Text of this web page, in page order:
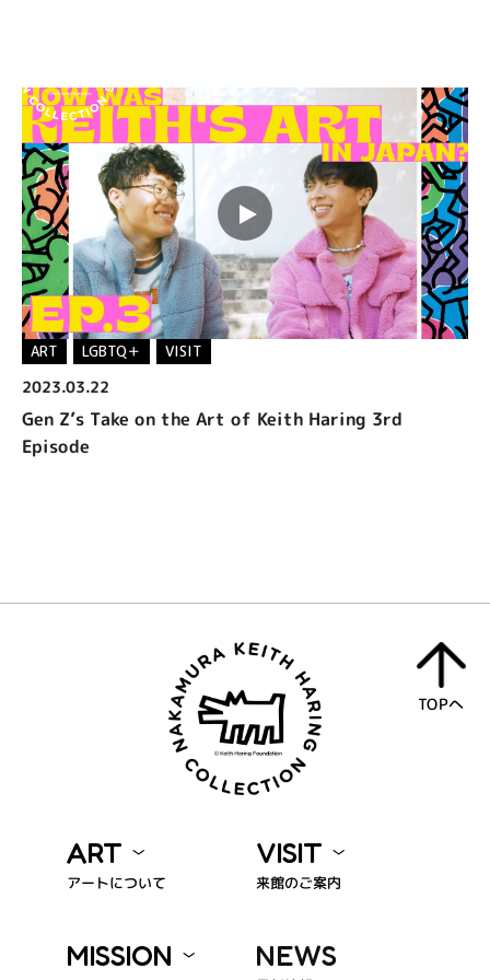
ART LGBTQ＋ VISIT
2023.03.22
Gen Z’s Take on the Art of Keith Haring 3rd
Episode
TOPへ
ART
アートについて
VISIT
来館のご案内
MISSION NEWS